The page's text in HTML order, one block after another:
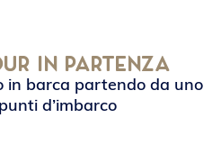
in partenza
in barca partendo da uno
d’imbarco